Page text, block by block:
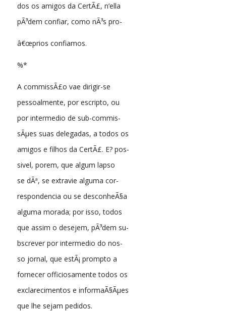
dos os amigos da CertÃ£, n’ella
pÃ³dem confiar, como nÃ³s pro-
â€œprios confiamos.
%*
A commissÃ£o vae dirigir-se
pessoalmente, por escripto, ou
por intermedio de sub-commis-
sÃµes suas delegadas, a todos os
amigos e filhos da CertÃ£. E? pos-
sivel, porem, que algum lapso
se dÃª, se extravie alguma cor-
respondencia ou se desconheÃ§a
alguma morada; por isso, todos
que assim o desejem, pÃ³dem su-
bscrever por intermedio do nos-
so jornal, que estÃ¡ prompto a
fornecer officiosamente todos os
exclarecimentos e informaÃ§Ãµes
que lhe sejam pedidos.